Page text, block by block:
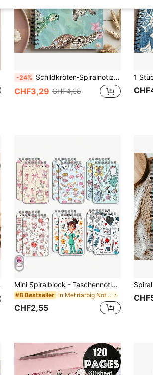
-24% Schildkröten-Spiralnotizbuch - Ozean-Thema, sanfter blauer Ozean-Stil, mit College-Linien Papier, glattes Schreibgefühl, geeignet für Studenten und Berufstätige, langanhaltend Einband, Planer, Schildkröten-Notizbuch, Schulbedarf
CHF3,29 CHF4,38
Mini Spiralblock - Taschennotizblock, linierter Notizblock, Cartoon Krankenschwester Themen Party Zubehör, Notizbuch, amerikanischer Stil, Cartoon Thema, süßer tragbarer Memo Block, Taschengröße Notizbuch, englisches loseblattiges Notizbuch, Schulmaterial
#8 Bestseller in Mehrfarbig Notizbücher
CHF2,55